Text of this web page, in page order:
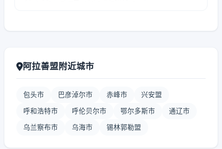
阿拉善盟附近城市
包头市 巴彦淖尔市 赤峰市 兴安盟
呼和浩特市 呼伦贝尔市 鄂尔多斯市 通辽市
乌兰察布市 乌海市 锡林郭勒盟